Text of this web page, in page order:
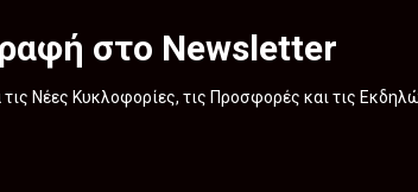
στο Newsletter
τις Νέες Κυκλοφορίες, τις Προσφορές και τις